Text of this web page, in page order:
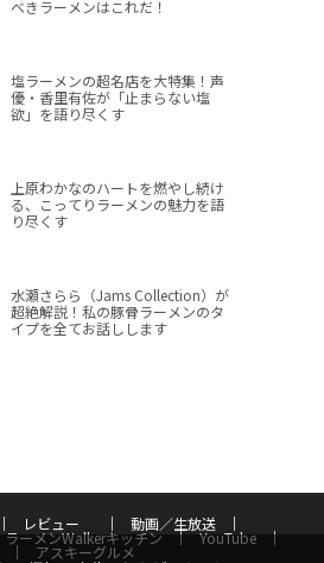
べきラーメンはこれだ！
塩ラーメンの超名店を大特集！声
優・香里有佐が「止まらない塩
欲」を語り尽くす
上原わかなのハートを燃やし続け
る、こってりラーメンの魅力を語
り尽くす
水瀬さらら（Jams Collection）が
超絶解説！私の豚骨ラーメンのタ
イプを全てお話しします
レビュー 動画／生放送
ラーメンWalkerキッチン YouTube
アスキーグルメ